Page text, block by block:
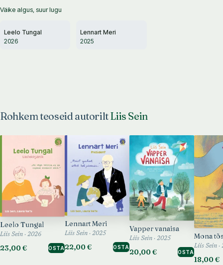
Väike algus, suur lugu
Leelo Tungal
2026
Lennart Meri
2025
Rohkem teoseid autoriltLiis Sein
Leelo Tungal
Liis Sein · 2026
23,00 € OSTA
Lennart Meri
Liis Sein · 2025
22,00 € OSTA
Vapper vanaisa
Liis Sein · 2025
20,00 € OSTA
Mona
Liis Sein ·
18,00 €